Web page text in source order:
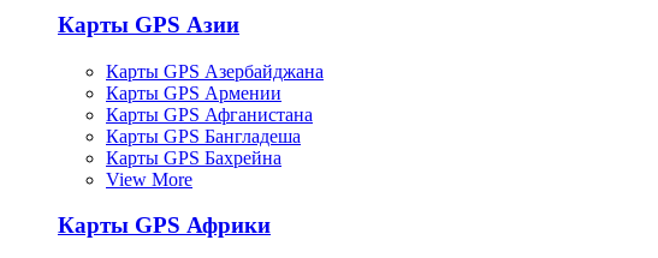
Карты GPS Азии
Карты GPS Азербайджана
Карты GPS Армении
Карты GPS Афганистана
Карты GPS Бангладеша
Карты GPS Бахрейна
View More
Карты GPS Африки